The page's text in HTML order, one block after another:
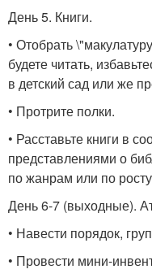
День 5. Книги.
• Отобрать
будете читать,
в детский сад или же
• Протрите полки.
• Расставьте книги в
представлениями о
по жанрам или по
День 6-7 (выходные).
• Навести порядок,
• Провести мини-